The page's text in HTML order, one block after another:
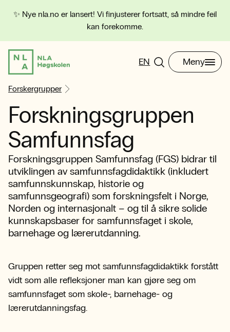
✨ Nye nla.no er lansert! Vi finjusterer fortsatt, så mindre feil
kan forekomme.
EN Meny
Forskergrupper
Forskningsgruppen
Samfunnsfag
Forskningsgruppen Samfunnsfag (FGS) bidrar til
utviklingen av samfunnsfagdidaktikk (inkludert
samfunnskunnskap, historie og
samfunnsgeografi) som forskningsfelt i Norge,
Norden og internasjonalt – og til å sikre solide
kunnskapsbaser for samfunnsfaget i skole,
barnehage og lærerutdanning.
Gruppen retter seg mot samfunnsfagdidaktikk forstått
vidt som alle refleksjoner man kan gjøre seg om
samfunnsfaget som skole-, barnehage- og
lærerutdanningsfag.